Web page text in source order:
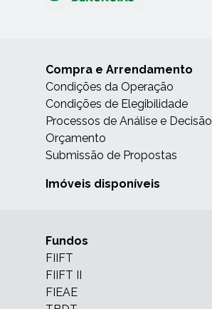
Compra e Arrendamento
Condições da Operação
Condições de Elegibilidade
Processos de Análise e Decisão
Orçamento
Submissão de Propostas
Imóveis disponíveis
Fundos
FIIFT
FIIFT II
FIEAE